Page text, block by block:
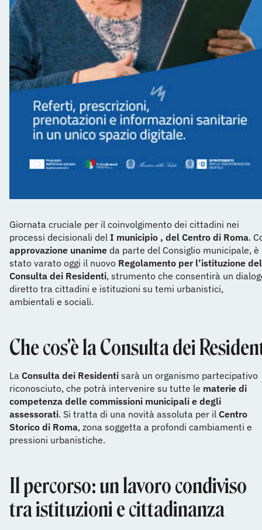
Giornata cruciale per il coinvolgimento dei cittadini nei
processi decisionali del I municipio , del Centro di Roma.
approvazione unanime da parte del Consiglio municipale, è
stato varato oggi il nuovo Regolamento per l’istituzione
Consulta dei Residenti, strumento che consentirà un
diretto tra cittadini e istituzioni su temi urbanistici,
ambientali e sociali.
Che cos'è la Consulta dei
La Consulta dei Residenti sarà un organismo partecipativo
riconosciuto, che potrà intervenire su tutte le materie di
competenza delle commissioni municipali e degli
assessorati. Si tratta di una novità assoluta per il Centro
Storico di Roma, zona soggetta a profondi cambiamenti e
pressioni urbanistiche.
Il percorso: un lavoro condiviso
tra istituzioni e cittadinanza